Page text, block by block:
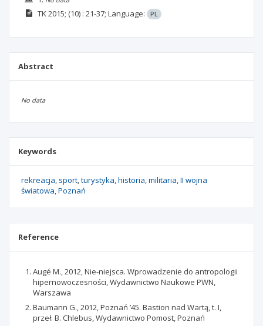
TK2015; (10) : 21-37; Language: PL
Abstract
No data
Keywords
rekreacja sport turystyka historia militaria II wojna
światowa Poznań
Reference
Augé M., 2012, Nie-niejsca. Wprowadzenie do antropologii
hipernowoczesności, Wydawnictwo Naukowe PWN,
Warszawa
Baumann G., 2012, Poznań ’45. Bastion nad Wartą, t. I,
przeł. B. Chlebus, Wydawnictwo Pomost, Poznań